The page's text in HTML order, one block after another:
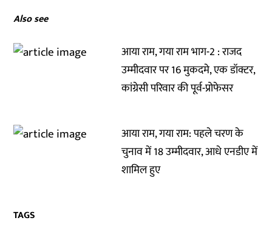
Also see
आया राम, गया राम भाग-2 : राजद
उम्मीदवार पर 16 मुकदमे, एक डॉक्टर,
कांग्रेसी परिवार की पूर्व-प्रोफेसर
आया राम, गया राम: पहले चरण के
चुनाव में 18 उम्मीदवार, आधे एनडीए में
शामिल हुए
TAGS